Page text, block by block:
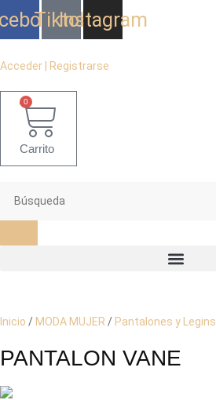
al
Tiktok
Instagram
Acceder | Registrarse
0
Carrito
Inicio / MODA MUJER / Pantalones y Legins
PANTALON VANE